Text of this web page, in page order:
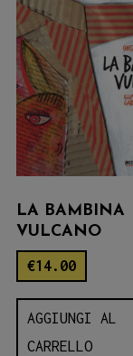
LA BAMBINA
VULCANO
€14.00
AGGIUNGI AL
CARRELLO